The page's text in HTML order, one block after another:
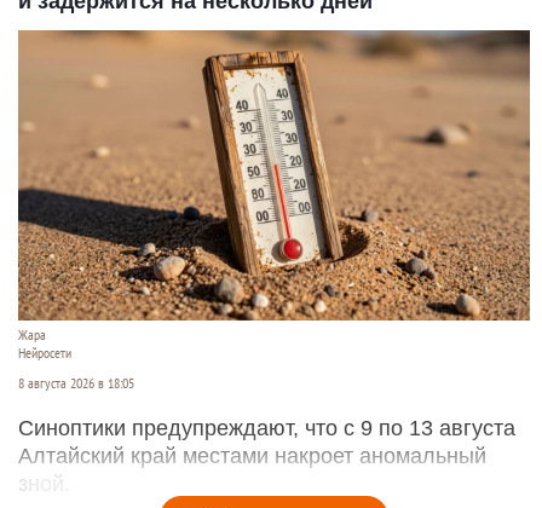
Жара
Нейросети
8 августа 2026 в 18:05
Синоптики предупреждают, что с 9 по 13 августа
Алтайский край местами накроет аномальный
зной.